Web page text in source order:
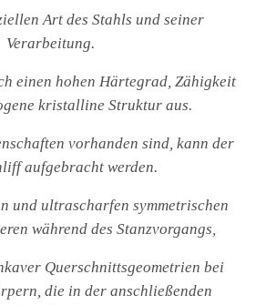
Art des Stahls und seiner
Verarbeitung.
einen hohen Härtegrad, Zähigkeit
kristalline Struktur aus.
vorhanden sind, kann der
aufgebracht werden.
und ultrascharfen symmetrischen
während des Stanzvorgangs,
Querschnittsgeometrien bei
die in der anschließenden